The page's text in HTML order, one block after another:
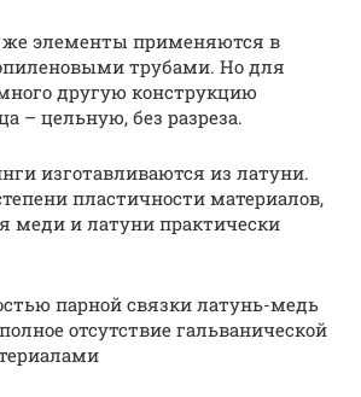
элементы применяются в
трубами. Но для
другую конструкцию
– цельную, без разреза.
изготавливаются из латуни.
пластичности материалов,
меди и латуни практически
парной связки латунь-медь
отсутствие гальванической